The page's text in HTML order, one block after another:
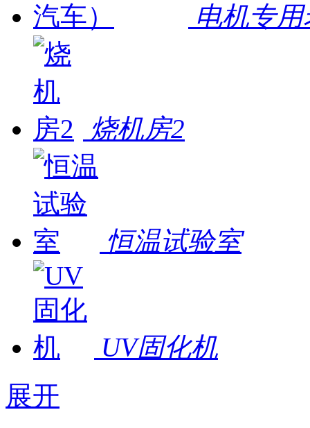
电机专
烧机房2
恒温试验室
UV固化机
展开